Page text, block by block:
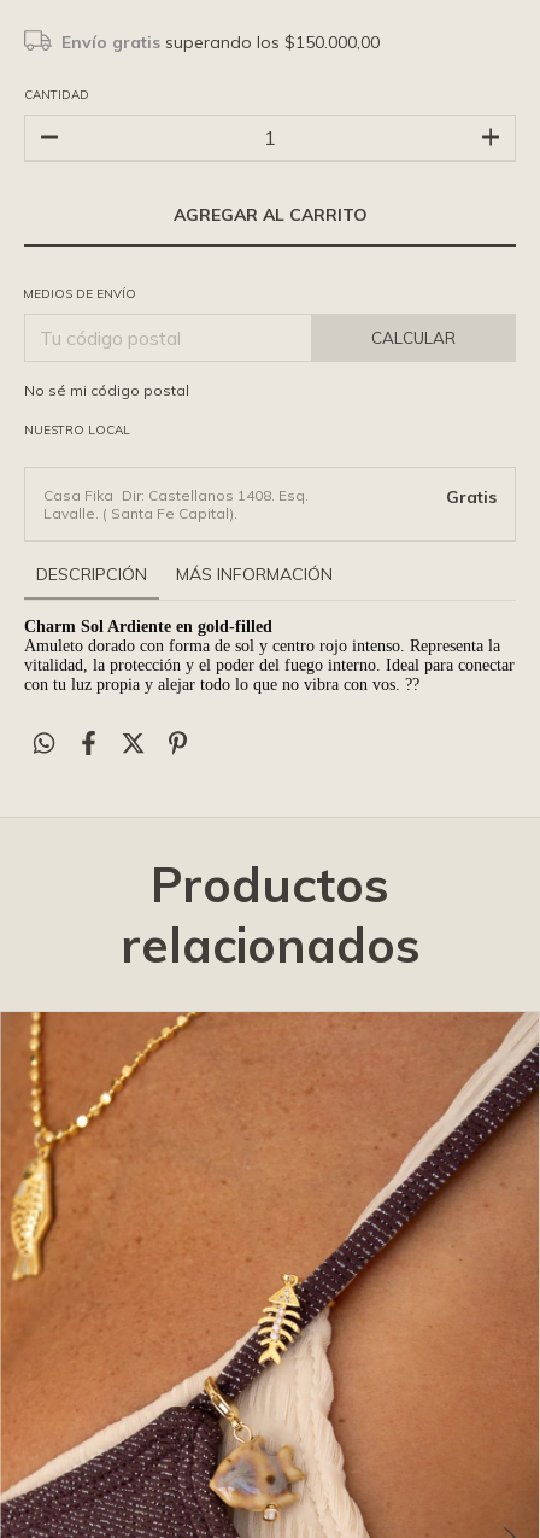
Envío gratis superando los$150.000,00
CANTIDAD
MEDIOS DE ENVÍO
CALCULAR
No sé mi código postal
NUESTRO LOCAL
Casa Fika Dir: Castellanos 1408. Esq.
Lavalle. ( Santa Fe Capital).
Gratis
DESCRIPCIÓN MÁS INFORMACIÓN
Charm Sol Ardiente en gold-filled
Amuleto dorado con forma de sol y centro rojo intenso. Representa la
vitalidad, la protección y el poder del fuego interno. Ideal para conectar
con tu luz propia y alejar todo lo que no vibra con vos. ??
Productos
relacionados